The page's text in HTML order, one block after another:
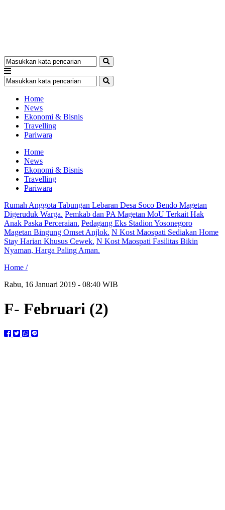
Home
News
Ekonomi & Bisnis
Travelling
Pariwara
Home
News
Ekonomi & Bisnis
Travelling
Pariwara
Rumah Anggota Tabungan Lebaran Desa Soco Bendo Magetan
Digeruduk Warga. Pemkab dan PA Magetan MoU Terkait Hak
Anak Paska Perceraian. Pedagang Eks Stadion Yosonegoro
Magetan Bingung Omset Anjlok. N Kost Maospati Sediakan Home
Stay Harian Khusus Cewek. N Kost Maospati Fasilitas Bikin
Nyaman, Harga Paling Aman.
Home /
Rabu, 16 Januari 2019 - 08:40 WIB
F- Februari (2)